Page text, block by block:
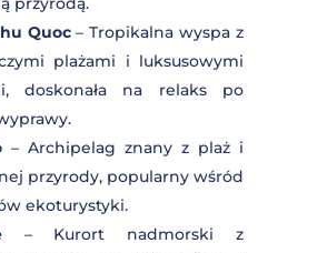
pełne energii, zabytków
jak katedra Notre
bogatego życia nocnego.
– Labirynt rzek i
oferujący możliwość rejsów,
targów i kontaktu z
przyrodą.
Quoc– Tropikalna wyspa
plażami i